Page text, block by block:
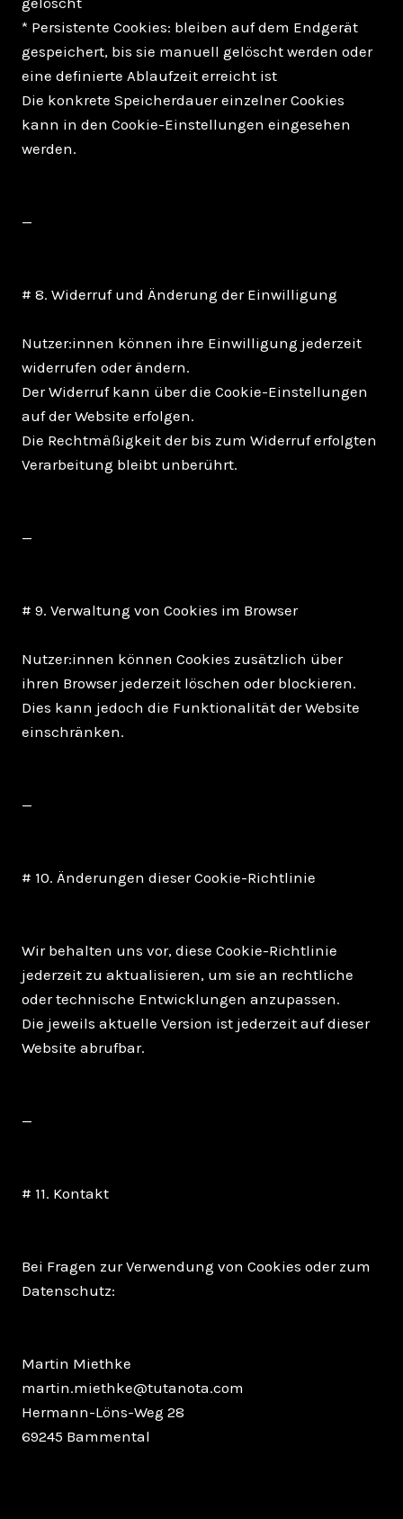
* Persistente Cookies: bleiben auf dem Endgerät
gespeichert, bis sie manuell gelöscht werden oder
eine definierte Ablaufzeit erreicht ist
Die konkrete Speicherdauer einzelner Cookies
kann in den Cookie-Einstellungen eingesehen
werden.
—
# 8. Widerruf und Änderung der Einwilligung
Nutzer:innen können ihre Einwilligung jederzeit
widerrufen oder ändern.
Der Widerruf kann über die Cookie-Einstellungen
auf der Website erfolgen.
Die Rechtmäßigkeit der bis zum Widerruf erfolgten
Verarbeitung bleibt unberührt.
—
# 9. Verwaltung von Cookies im Browser
Nutzer:innen können Cookies zusätzlich über
ihren Browser jederzeit löschen oder blockieren.
Dies kann jedoch die Funktionalität der Website
einschränken.
—
# 10. Änderungen dieser Cookie-Richtlinie
Wir behalten uns vor, diese Cookie-Richtlinie
jederzeit zu aktualisieren, um sie an rechtliche
oder technische Entwicklungen anzupassen.
Die jeweils aktuelle Version ist jederzeit auf dieser
Website abrufbar.
—
# 11. Kontakt
Bei Fragen zur Verwendung von Cookies oder zum
Datenschutz:
Martin Miethke
martin.miethke@tutanota.com
Hermann-Löns-Weg 28
69245 Bammental